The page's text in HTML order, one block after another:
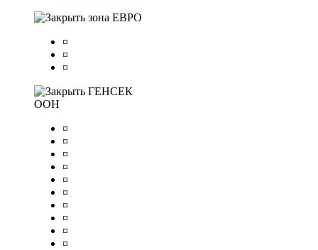
зона ЕВРО
¤
¤
¤
ГЕНСЕК
ООН
¤
¤
¤
¤
¤
¤
¤
¤
¤
¤